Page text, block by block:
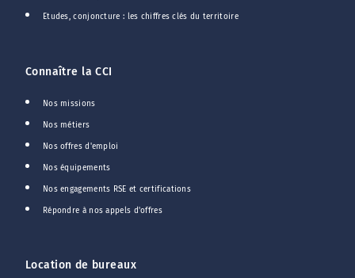
Etudes, conjoncture : les chiffres clés du territoire
Connaître la CCI
Nos missions
Nos métiers
Nos offres d'emploi
Nos équipements
Nos engagements RSE et certifications
Répondre à nos appels d'offres
Location de bureaux